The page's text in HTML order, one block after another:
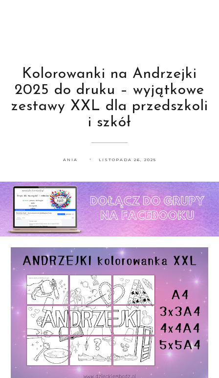
Kolorowanki na Andrzejki
2025 do druku – wyjątkowe
zestawy XXL dla przedszkoli
i szkół
ANIA LISTOPADA 26, 2025